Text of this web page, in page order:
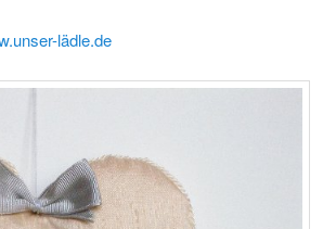
lädle.de